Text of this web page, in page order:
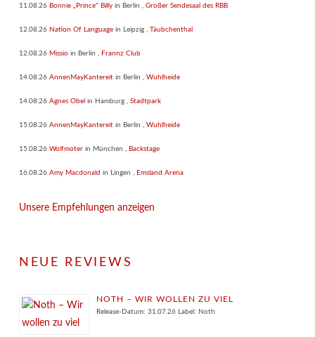
11.08.26 Bonnie „Prince“ Billy in Berlin Großer Sendesaal des RBB
12.08.26 Nation Of Language in Leipzig Täubchenthal
12.08.26 Missio in Berlin Frannz Club
14.08.26 AnnenMayKantereit in Berlin Wuhlheide
14.08.26 Agnes Obel in Hamburg Stadtpark
15.08.26 AnnenMayKantereit in Berlin Wuhlheide
15.08.26 Wolfmoter in München Backstage
16.08.26 Amy Macdonald in Lingen Emsland Arena
Unsere Empfehlungen anzeigen
NEUE REVIEWS
NOTH – WIR WOLLEN ZU VIEL
Release-Datum: 31.07.26 Label: Noth